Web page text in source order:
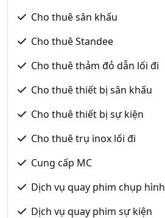
Cho thuê sân khấu
Cho thuê Standee
Cho thuê thảm đỏ dẫn lối đi
Cho thuê thiết bị sân khấu
Cho thuê thiết bị sự kiện
Cho thuê trụ inox lối đi
Cung cấp MC
Dịch vụ quay phim chụp hình
Dịch vụ quay phim sự kiện